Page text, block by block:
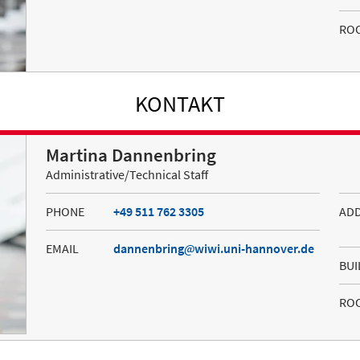
KONTAKT
Martina Dannenbring
Administrative/Technical Staff
PHONE +49 511 762 3305
EMAIL dannenbring wiwi.uni-hannover.de